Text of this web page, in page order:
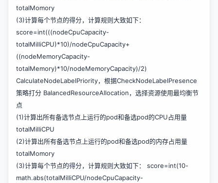
totalMomory
(3)计算每个节点的得分，计算规则大致如下：
score=int(((nodeCpuCapacity-
totalMilliCPU)*10)/nodeCpuCapacity+
((nodeMemoryCapacity-
totalMemory)*10/nodeMemoryCapacity)/2)
CalculateNodeLabelPriority，根据CheckNodeLabelPresence
策略打分 BalancedResourceAllocation，选择资源使用最均衡节
点
(1)计算出所有备选节点上运行的pod和备选pod的CPU占用量
totalMilliCPU
(2)计算出所有备选节点上运行的pod和备选pod的内存占用量
totalMomory
(3)计算每个节点的得分，计算规则大致如下： score=int(10-
math.abs(totalMilliCPU/nodeCpuCapacity-